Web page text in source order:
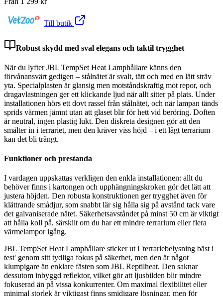
Till butik
Robust skydd med sval elegans och taktil trygghet
När du lyfter JBL TempSet Heat Lamphållare känns den
förvånansvärt gedigen – stålnätet är svalt, tätt och med en lätt sträv
yta. Specialplasten är glansig men motståndskraftig mot repor, och
dragavlastningen ger ett klickande ljud när allt sitter på plats. Under
installationen hörs ett dovt rassel från stålnätet, och när lampan tänds
sprids värmen jämnt utan att glaset blir för hett vid beröring. Doften
är neutral, ingen plastig lukt. Den diskreta designen gör att den
smälter in i terrariet, men den kräver viss höjd – i ett lågt terrarium
kan det bli trångt.
Funktioner och prestanda
I vardagen uppskattas verkligen den enkla installationen: allt du
behöver finns i kartongen och upphängningskroken gör det lätt att
justera höjden. Den robusta konstruktionen ger trygghet även för
klättrande smådjur, som snabbt lär sig hålla sig på avstånd tack vare
det galvaniserade nätet. Säkerhetsavståndet på minst 50 cm är viktigt
att hålla koll på, särskilt om du har ett mindre terrarium eller flera
värmelampor igång.
JBL TempSet Heat Lamphållare sticker ut i 'terrariebelysning bäst i
test' genom sitt tydliga fokus på säkerhet, men den är något
klumpigare än enklare fästen som JBL Reptilheat. Den saknar
dessutom inbyggd reflektor, vilket gör att ljusbilden blir mindre
fokuserad än på vissa konkurrenter. Om maximal flexibilitet eller
minimal storlek är viktigast finns smidigare lösningar, men för